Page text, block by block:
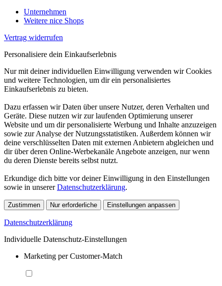
Unternehmen
Weitere nice Shops
Vertrag widerrufen
Personalisiere dein Einkaufserlebnis
Nur mit deiner individuellen Einwilligung verwenden wir Cookies
und weitere Technologien, um dir ein personalisiertes
Einkaufserlebnis zu bieten.
Dazu erfassen wir Daten über unsere Nutzer, deren Verhalten und
Geräte. Diese nutzen wir zur laufenden Optimierung unserer
Website und um dir personalisierte Werbung und Inhalte anzuzeigen
sowie zur Analyse der Nutzungsstatistiken. Außerdem können wir
deine verschlüsselten Daten mit externen Anbietern abgleichen und
dir über deren Online-Werbekanäle Angebote anzeigen, nur wenn
du deren Dienste bereits selbst nutzt.
Erkundige dich bitte vor deiner Einwilligung in den Einstellungen
sowie in unsererDatenschutzerklärung.
Zustimmen Nur erforderliche Einstellungen anpassen
Datenschutzerklärung
Individuelle Datenschutz-Einstellungen
Marketing per Customer-Match